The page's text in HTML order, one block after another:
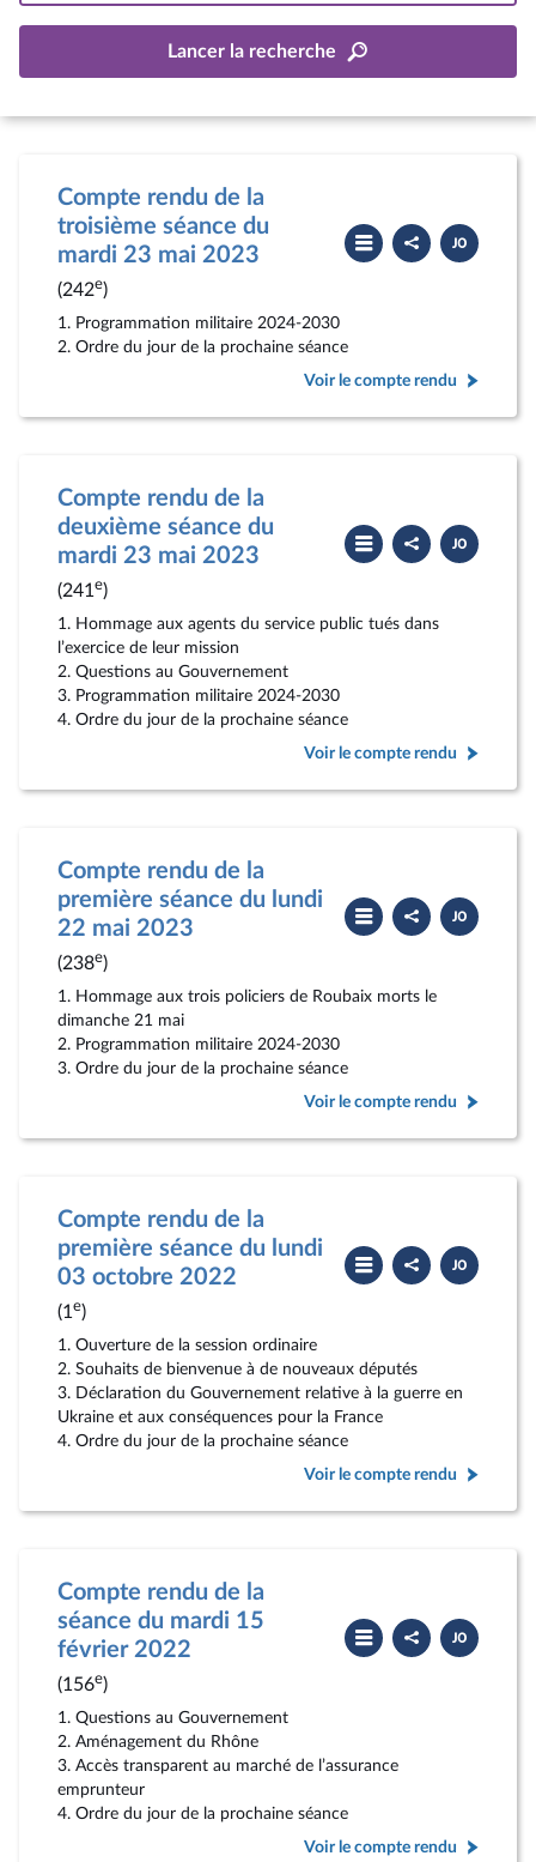
Lancer la recherche
Compte rendu de la
troisième séance du
mardi 23 mai 2023
(242e)
Partager
le
compte
Télécharger
le
PDF
1. Programmation militaire 2024-2030
2. Ordre du jour de la prochaine séance
Voir le compte rendu
Compte rendu de la
deuxième séance du
mardi 23 mai 2023
(241 e)
Partager
le
compte
Télécharger
le
PDF
1. Hommage aux agents du service public tués dans
l’exercice de leur mission
2. Questions au Gouvernement
3. Programmation militaire 2024-2030
4. Ordre du jour de la prochaine séance
Voir le compte rendu
Compte rendu de la
première séance du lundi
22 mai 2023
(238e)
Partager
le
compte
Télécharger
le
PDF
1. Hommage aux trois policiers de Roubaix morts le
dimanche 21 mai
2. Programmation militaire 2024-2030
3. Ordre du jour de la prochaine séance
Voir le compte rendu
Compte rendu de la
première séance du lundi
03 octobre 2022
(1 e)
Partager
le
compte
Télécharger
le
PDF
1. Ouverture de la session ordinaire
2. Souhaits de bienvenue à de nouveaux députés
3. Déclaration du Gouvernement relative à la guerre en
Ukraine et aux conséquences pour la France
4. Ordre du jour de la prochaine séance
Voir le compte rendu
Compte rendu de la
séance du mardi 15
février 2022
(156e)
Partager
le
compte
Télécharger
le
PDF
1. Questions au Gouvernement
2. Aménagement du Rhône
3. Accès transparent au marché de l’assurance
emprunteur
4. Ordre du jour de la prochaine séance
Voir le compte rendu